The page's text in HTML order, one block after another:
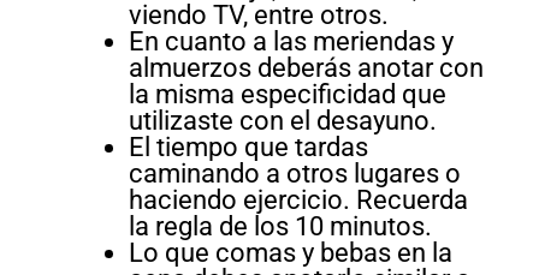
viendo TV, entre otros.
En cuanto a las meriendas y
almuerzos deberás anotar con
la misma especificidad que
utilizaste con el desayuno.
El tiempo que tardas
caminando a otros lugares o
haciendo ejercicio. Recuerda
la regla de los 10 minutos.
Lo que comas y bebas en la